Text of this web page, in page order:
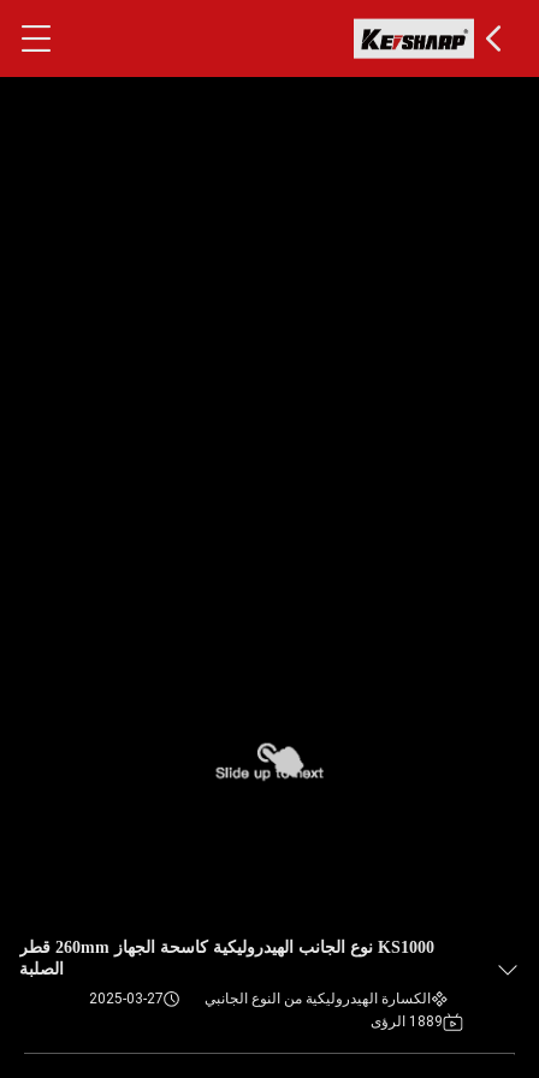
KS1000 نوع الجانب الهيدروليكية كاسحة الجهاز 260mm قطر
الصلبة
الكسارة الهيدروليكية من النوع الجانبي
2025-03-27
1889 الرؤى